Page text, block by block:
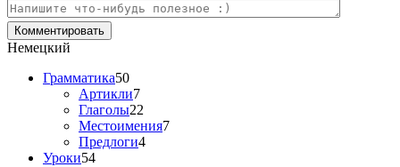
Немецкий
Грамматика50
Артикли7
Глаголы22
Местоимения7
Предлоги4
Уроки54